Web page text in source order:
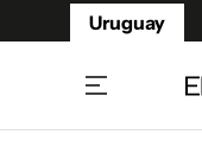
Uruguay